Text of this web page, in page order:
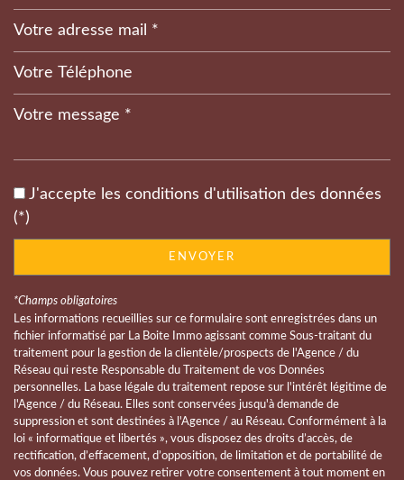
cette ville
J'accepte les conditions d'utilisation des données
(*)
ENVOYER
*Champs obligatoires
Les informations recueillies sur ce formulaire sont enregistrées dans un
fichier informatisé par La Boite Immo agissant comme Sous-traitant du
traitement pour la gestion de la clientèle/prospects de l'Agence / du
Réseau qui reste Responsable du Traitement de vos Données
personnelles. La base légale du traitement repose sur l'intérêt légitime de
l'Agence / du Réseau. Elles sont conservées jusqu'à demande de
suppression et sont destinées à l'Agence / au Réseau. Conformément à la
loi « informatique et libertés », vous disposez des droits d’accès, de
rectification, d’effacement, d’opposition, de limitation et de portabilité de
vos données. Vous pouvez retirer votre consentement à tout moment en